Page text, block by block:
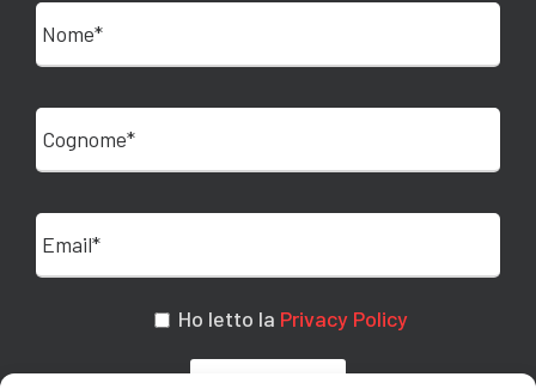
Ho letto la Privacy Policy